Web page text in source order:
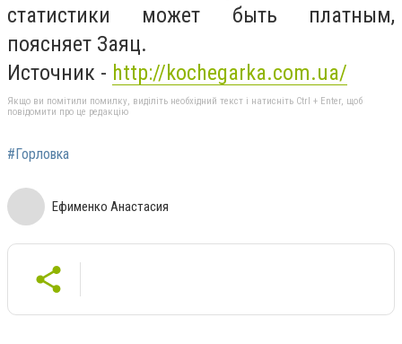
статистики может быть платным,
поясняет Заяц.
Источник - http://kochegarka.com.ua/
Якщо ви помітили помилку, виділіть необхідний текст і натисніть Ctrl + Enter, щоб
повідомити про це редакцію
#Горловка
Ефименко Анастасия